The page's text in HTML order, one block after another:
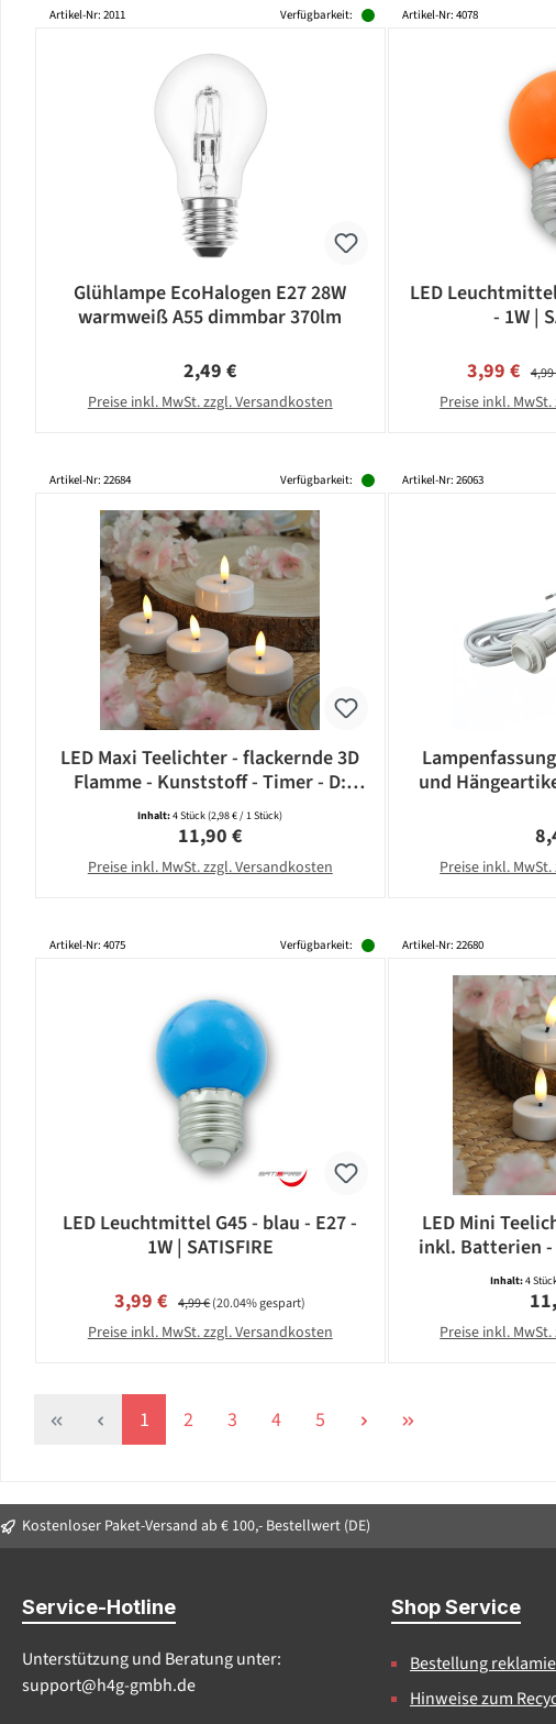
Artikel-Nr: 2011 Verfügbarkeit:
Glühlampe EcoHalogen E27 28W
warmweiß A55 dimmbar 370lm
Regulärer Preis:
2,49 €
Preise inkl. MwSt. zzgl. Versandkosten
Artikel-Nr: 4078
LED
- 1W |
3,99 € 4,99
Preise inkl.
Artikel-Nr: 22684 Verfügbarkeit:
LED Maxi Teelichter - flackernde 3D
Flamme - Kunststoff - Timer - D:
5,8cm - weiß - 4er Set
Inhalt:4 Stück(2,98 € / 1 Stück)
Regulärer Preis:
11,90 €
Preise inkl. MwSt. zzgl. Versandkosten
Artikel-Nr: 26063
und
Preise inkl.
Artikel-Nr: 4075 Verfügbarkeit:
LED Leuchtmittel G45 - blau - E27 -
1W | SATISFIRE
Verkaufspreis:
3,99 € Regulärer Preis:
4,99 €(20.04% gespart)
Preise inkl. MwSt. zzgl. Versandkosten
Artikel-Nr: 22680
LED Mini
inkl. Batterien -
weiß
Inhalt:4
Preise inkl.
Seite
1 Seite
2 Seite
3 Seite
4 Seite
5
Kostenloser Paket-Versand ab € 100,- Bestellwert (DE)
Service-Hotline
Unterstützung und Beratung unter:
support@h4g-gmbh.de
Shop Service
Bestellung
Hinweise zum